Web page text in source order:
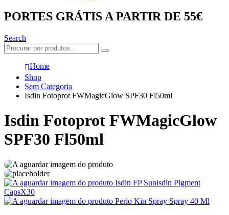
PORTES GRÁTIS A PARTIR DE 55€
Search
Home
Shop
Sem Categoria
Isdin Fotoprot FWMagicGlow SPF30 Fl50ml
Isdin Fotoprot FWMagicGlow
SPF30 Fl50ml
Isdin FP Sunisdin Pigment
CapsX30
Perio Kin Spray Spray 40 Ml